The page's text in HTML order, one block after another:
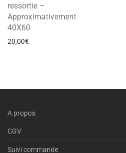
ressortie –
Approximativement
40X60
20,00€
A propos
CGV
Suivi commande